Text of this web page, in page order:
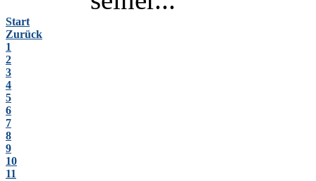
Start
Zurück
1
2
3
4
5
6
7
8
9
10
11